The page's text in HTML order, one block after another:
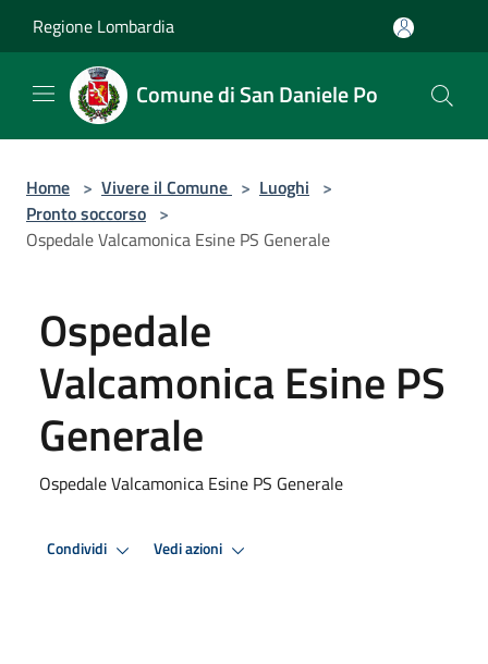
Regione Lombardia
Comune di San Daniele Po
Home > Vivere il Comune > Luoghi >
Pronto soccorso >
Ospedale Valcamonica Esine PS Generale
Ospedale
Valcamonica Esine PS
Generale
Ospedale Valcamonica Esine PS Generale
Condividi Vedi azioni